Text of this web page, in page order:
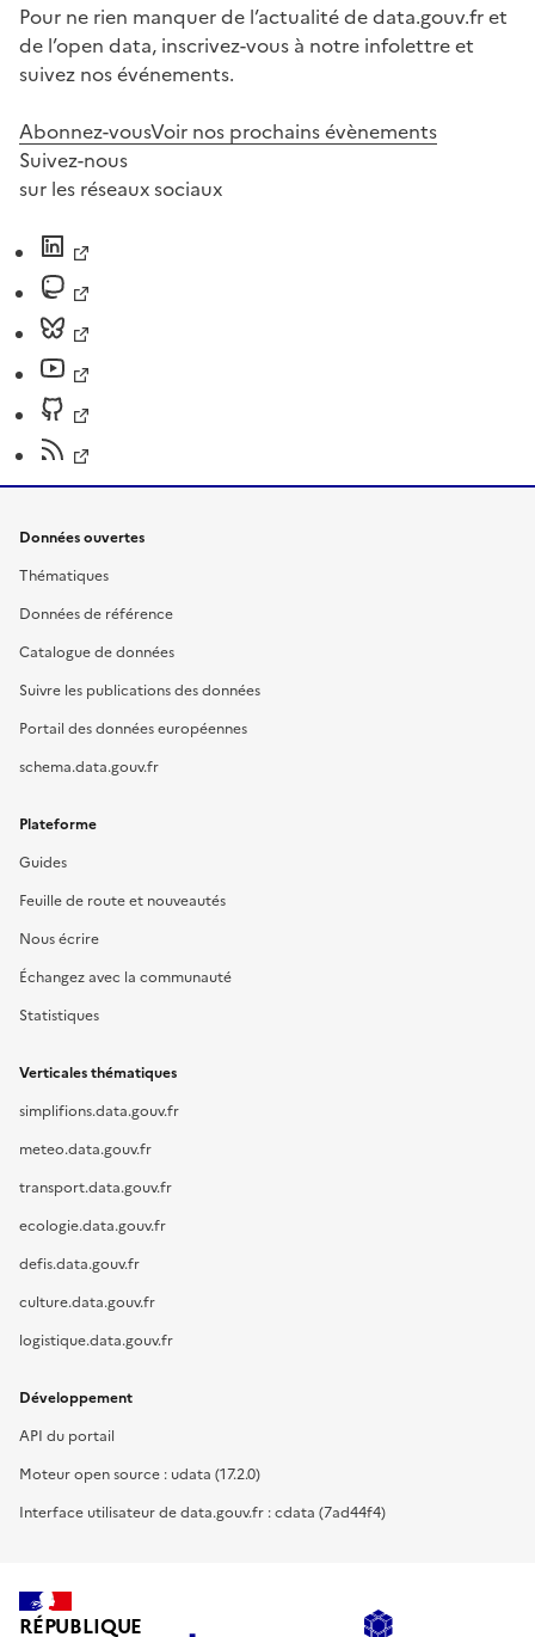
Pour ne rien manquer de l’actualité de data.gouv.fr et
de l’open data, inscrivez-vous à notre infolettre et
suivez nos événements.
Abonnez-vousVoir nos prochains évènements
Suivez-nous
sur les réseaux sociaux
Données ouvertes
Thématiques
Données de référence
Catalogue de données
Suivre les publications des données
Portail des données européennes
schema.data.gouv.fr
Plateforme
Guides
Feuille de route et nouveautés
Nous écrire
Échangez avec la communauté
Statistiques
Verticales thématiques
simplifions.data.gouv.fr
meteo.data.gouv.fr
transport.data.gouv.fr
ecologie.data.gouv.fr
defis.data.gouv.fr
culture.data.gouv.fr
logistique.data.gouv.fr
Développement
API du portail
Moteur open source : udata (17.2.0)
Interface utilisateur de data.gouv.fr : cdata (7ad44f4)
RÉPUBLIQUE